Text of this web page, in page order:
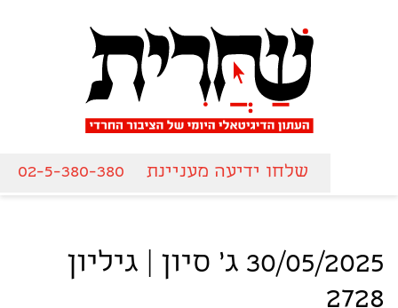
שלחו ידיעה מעניינת 02-5-380-380
30/05/2025 ג' סיון | גיליון
2728